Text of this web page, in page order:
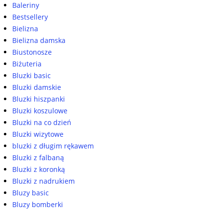
Baleriny
Bestsellery
Bielizna
Bielizna damska
Biustonosze
Biżuteria
Bluzki basic
Bluzki damskie
Bluzki hiszpanki
Bluzki koszulowe
Bluzki na co dzień
Bluzki wizytowe
bluzki z długim rękawem
Bluzki z falbaną
Bluzki z koronką
Bluzki z nadrukiem
Bluzy basic
Bluzy bomberki